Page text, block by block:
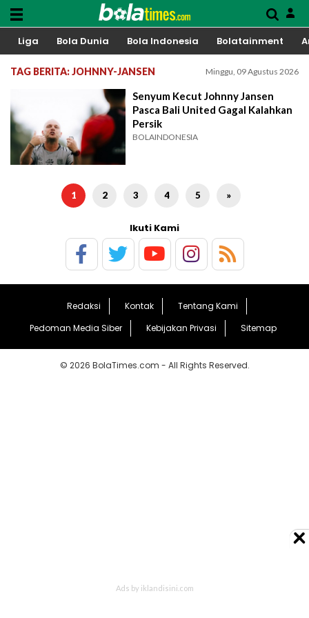
Liga Bola Dunia Bola Indonesia Bolatainment
TAG BERITA: JOHNNY-JANSEN Minggu, 09 Agustus 2026
Senyum Kecut Johnny Jansen
Pasca Bali United Gagal Kalahkan
Persik
BOLAINDONESIA
1 2 3 4 5 »
Ikuti Kami
Redaksi Kontak
Tentang Kami
Pedoman Media Siber
Kebijakan Privasi Sitemap
© 2026 BolaTimes.com - All Rights Reserved.